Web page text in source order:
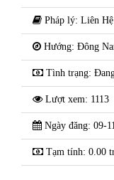
Pháp lý: Liên Hệ
Hướng: Đông
Tình trạng:
Lượt xem: 1113
Ngày đăng: 09-
Tạm tính: 0.00